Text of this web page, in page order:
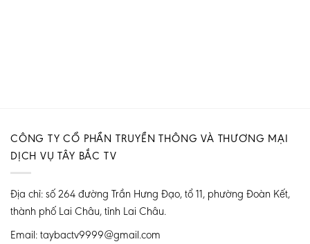
CÔNG TY CỔ PHẦN TRUYỀN THÔNG VÀ THƯƠNG MẠI
DỊCH VỤ TÂY BẮC TV
Địa chỉ: số 264 đường Trần Hưng Đạo, tổ 11, phường Đoàn Kết,
thành phố Lai Châu, tỉnh Lai Châu.
Email: taybactv9999@gmail.com